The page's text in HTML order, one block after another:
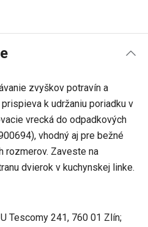
zvyškov potravín a
k udržaniu poriadku v
vrecká do odpadkových
vhodný aj pre bežné
rozmerov. Zaveste na
dvierok v kuchynskej linke.
Tescomy 241, 760 01 Zlín;